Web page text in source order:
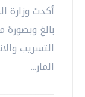
أكدت وزارة
بالغ
التسريب
المار...